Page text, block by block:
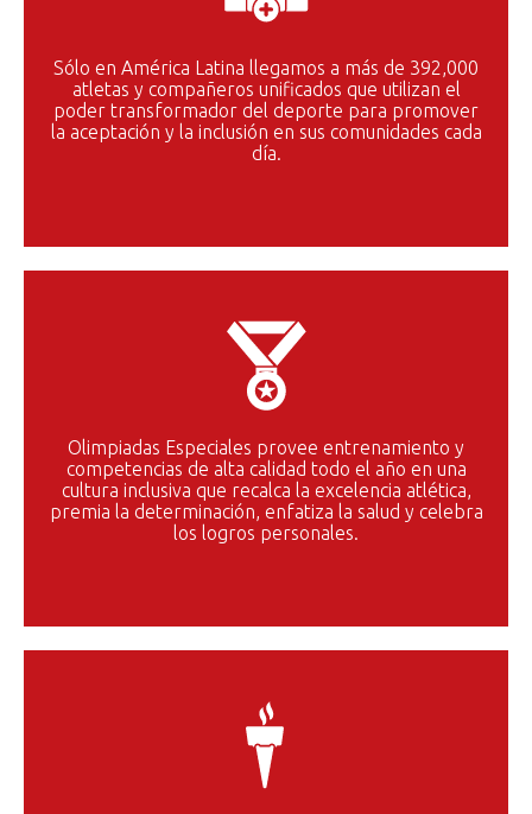
Sólo en América Latina llegamos a más de 392,000
atletas y compañeros unificados que utilizan el
poder transformador del deporte para promover
la aceptación y la inclusión en sus comunidades cada
día.
Olimpiadas Especiales provee entrenamiento y
competencias de alta calidad todo el año en una
cultura inclusiva que recalca la excelencia atlética,
premia la determinación, enfatiza la salud y celebra
los logros personales.